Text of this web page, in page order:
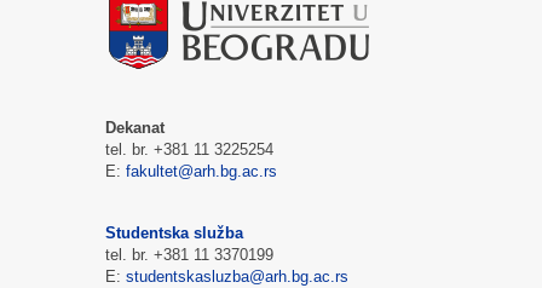
Dekanat
tel. br. +381 11 3225254
E: fakultet@arh.bg.ac.rs
Studentska služba
tel. br. +381 11 3370199
E: studentskasluzba@arh.bg.ac.rs